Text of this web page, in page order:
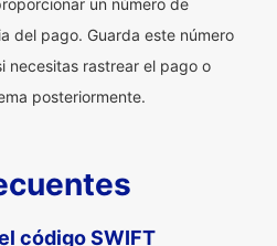
un número de
del pago. Guarda este número
necesitas rastrear el pago o
posteriormente.
código SWIFT